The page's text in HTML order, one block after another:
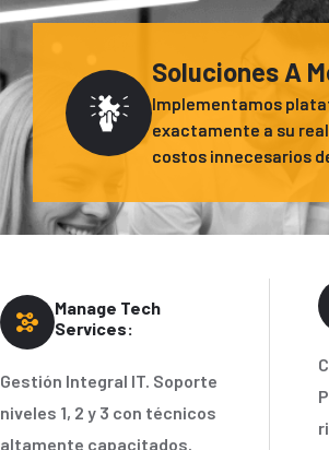
Soluciones A
Implementamos
exactamente a su
costos innecesarios
Manage Tech
Services:
Gestión Integral IT. Soporte
niveles 1, 2 y 3 con técnicos
altamente capacitados.